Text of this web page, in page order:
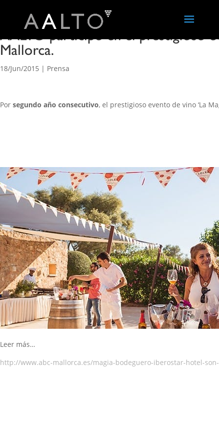
AALTO participó en el prestigioso
Mallorca.
18/Jun/2015 | Prensa
Por segundo año consecutivo, el prestigioso evento de vino ‘La
Leer más…
http://www.abc-mallorca.es/magia-bodeguero-iberostar-hotel-